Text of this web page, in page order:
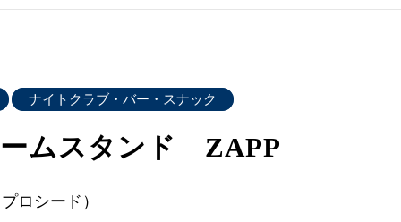
ナイトクラブ・バー・スナック
ムスタンド ZAPP
ロシード）